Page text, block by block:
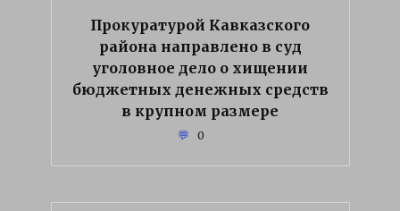
Прокуратурой Кавказского
района направлено в суд
уголовное дело о хищении
бюджетных денежных средств
в крупном размере
0